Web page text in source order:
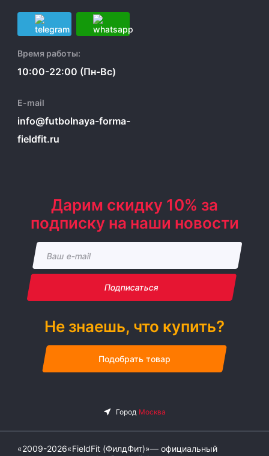
Время работы:
10:00-22:00 (Пн-Вс)
E-mail
info@futbolnaya-forma-
fieldfit.ru
Дарим скидку 10% за
подписку на наши новости
Подписаться
Не знаешь, что купить?
Подобрать товар
«2009-2026«FieldFit (ФилдФит)»— официальный